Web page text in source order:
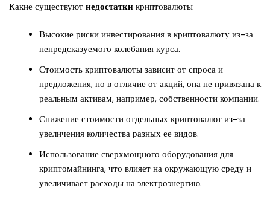
Какие существуют недостатки криптовалюты
Высокие риски инвестирования в криптовалюту из-за
непредсказуемого колебания курса.
Стоимость криптовалюты зависит от спроса и
предложения, но в отличие от акций, она не привязана к
реальным активам, например, собственности компании.
Снижение стоимости отдельных криптовалют из-за
увеличения количества разных ее видов.
Использование сверхмощного оборудования для
криптомайнинга, что влияет на окружающую среду и
увеличивает расходы на электроэнергию.